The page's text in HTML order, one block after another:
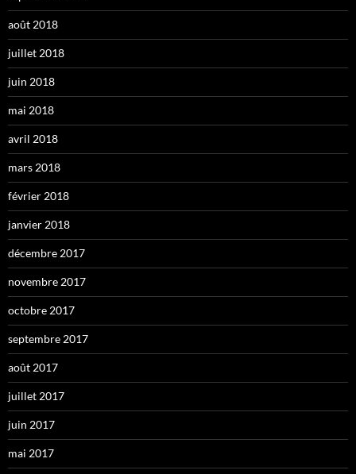
août 2018
juillet 2018
juin 2018
mai 2018
avril 2018
mars 2018
février 2018
janvier 2018
décembre 2017
novembre 2017
octobre 2017
septembre 2017
août 2017
juillet 2017
juin 2017
mai 2017